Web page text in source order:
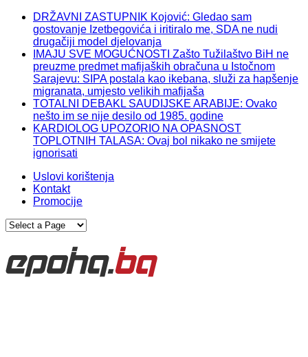
DRŽAVNI ZASTUPNIK Kojović: Gledao sam
gostovanje Izetbegovića i iritiralo me, SDA ne nudi
drugačiji model djelovanja
IMAJU SVE MOGUĆNOSTI Zašto Tužilaštvo BiH ne
preuzme predmet mafijaških obračuna u Istočnom
Sarajevu: SIPA postala kao ikebana, služi za hapšenje
migranata, umjesto velikih mafijaša
TOTALNI DEBAKL SAUDIJSKE ARABIJE: Ovako
nešto im se nije desilo od 1985. godine
KARDIOLOG UPOZORIO NA OPASNOST
TOPLOTNIH TALASA: Ovaj bol nikako ne smijete
ignorisati
Uslovi korištenja
Kontakt
Promocije